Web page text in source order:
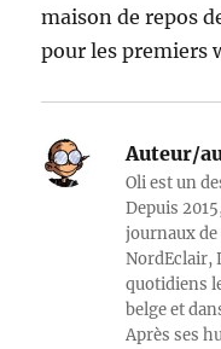
maison de repos
pour les premiers
Auteur/
Oli est un
Depuis
journaux de
NordEclair,
quotidiens
belge et
Après ses